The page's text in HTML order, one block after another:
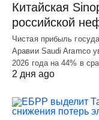
Китайская
российской
Чистая прибыль
Аравии Saudi Aramco
2026 года на 44% в
2 дня ago